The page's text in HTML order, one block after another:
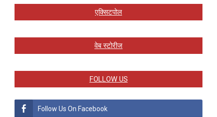
एक्सिटपोल
वेब स्टोरीज
FOLLOW US
Follow Us On Facebook